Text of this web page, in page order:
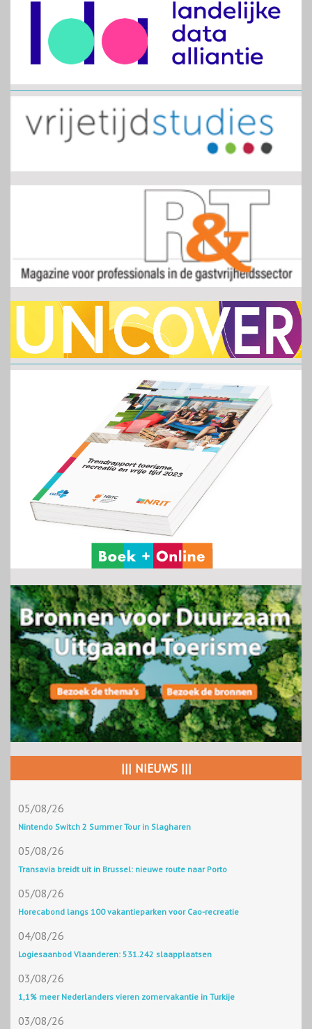
||| NIEUWS |||
05/08/26
Nintendo Switch 2 Summer Tour in Slagharen
05/08/26
Transavia breidt uit in Brussel: nieuwe route naar Porto
05/08/26
Horecabond langs 100 vakantieparken voor Cao-recreatie
04/08/26
Logiesaanbod Vlaanderen: 531.242 slaapplaatsen
03/08/26
1,1% meer Nederlanders vieren zomervakantie in Turkije
03/08/26